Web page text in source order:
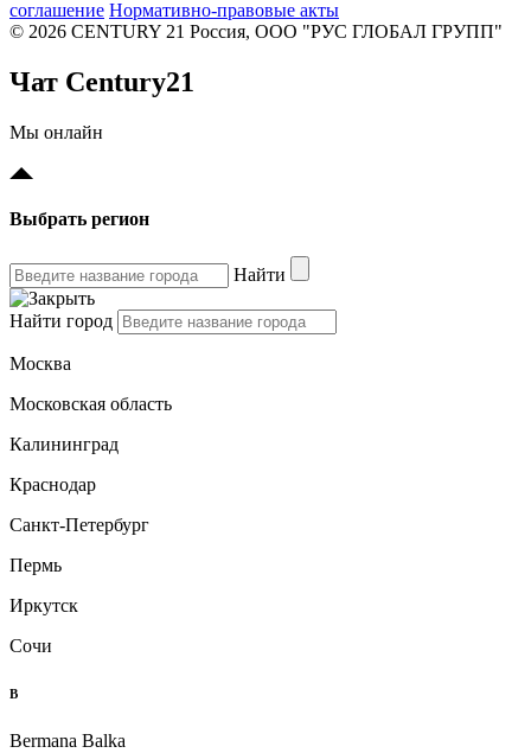
соглашение Нормативно-правовые акты
© 2026 CENTURY 21 Россия, ООО "РУС ГЛОБАЛ ГРУПП"
Чат Century21
Мы онлайн
Выбрать регион
Найти
Найти город
Москва
Московская область
Калининград
Краснодар
Санкт-Петербург
Пермь
Иркутск
Сочи
B
Bermana Balka